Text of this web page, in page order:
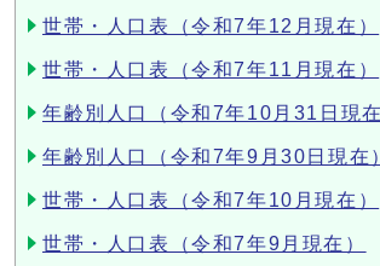
世帯・人口表（令和7年12月現在）
世帯・人口表（令和7年11月現在）
年齢別人口（令和7年10月31日現在
年齢別人口（令和7年9月30日現在
世帯・人口表（令和7年10月現在）
世帯・人口表（令和7年9月現在）